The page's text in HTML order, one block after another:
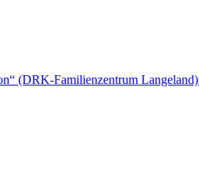
(DRK-Familienzentrum Langeland)